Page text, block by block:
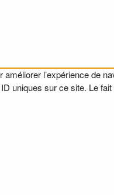
l’expérience de
uniques sur ce site. Le